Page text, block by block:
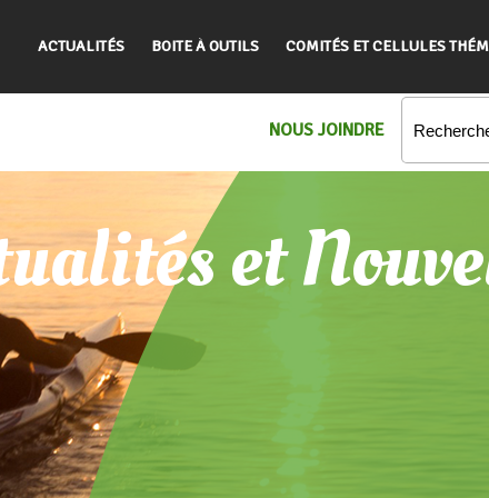
ACTUALITÉS BOITE À OUTILS COMITÉS ET CELLULES
NOUS JOINDRE
et